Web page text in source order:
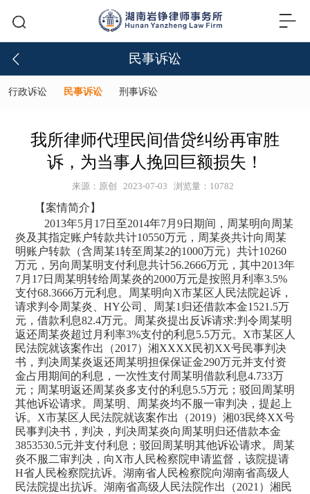
⺠事诉讼
⾏政诉讼 ⺠事诉讼 刑事诉讼
我所律师代理民间借贷纠纷再审胜
诉，为当事人挽回巨额损失！
来源：原创 2023-07-03 浏览量：10782
【案情简介】
2013年5月17日至2014年7月9日期间，周某明向周某
炎及其指定账户转款共计10550万元，周某炎共计向周某
明账户转款（含周某1转至周某2的1000万元）共计10260
万元，另向周某明支付利息共计56.2666万元，其中2013年
7月17日周某明转给周某炎的2000万元是按照月利率3.5%
支付68.3666万元利息。周某明向X市某区人民法院起诉，
请求判令周某炎、HY公司、周某1归还借款本金1521.5万
元，借款利息82.4万元。周某炎提出反诉请求:判令周某明
返还周某炎超过月利率3%支付的利息5.5万元。X市某区人
民法院就该案作出（2017）湘XXXX民初XX号民事判决
书，判决周某炎返还周某明担保保证金290万元并支付资
金占用期间的利息，一次性支付周某明借款利息4.733万
元；周某明返还周某炎多支付的利息5.5万元；驳回周某明
其他诉讼请求。周某明、周某炎均不服一审判决，提起上
诉。X市某区人民法院就该案作出（2019）湘03民终XX号
民事判决书，判决，判决周某炎向周某明归还借款本金
3853530.5元并支付利息；驳回周某明其他诉讼请求。周某
炎不服二审判决，向X市人民检察院申请监督，该院提请
H省人民检察院抗诉。湖南省人民检察院向湖南省高级人
民法院提出抗诉。湖南省高级人民法院作出（2021）湘民